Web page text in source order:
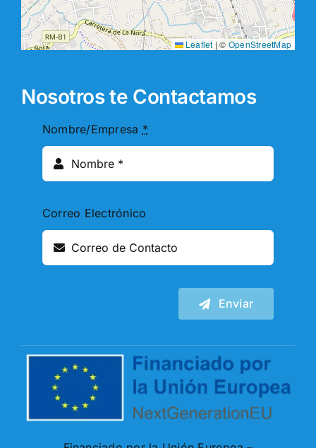
Leaflet |©OpenStreetMap
Nosotros te Contactamos
Nombre/Empresa *
Correo Electrónico
Enviar